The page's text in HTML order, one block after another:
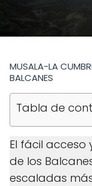
MUSALA-LA
BALCANES
Tabla de
El fácil
de los
escaladas